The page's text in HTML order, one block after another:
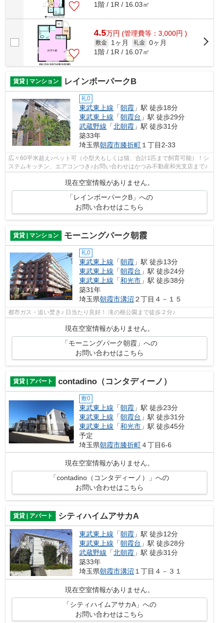
1階 / 1R / 16.03㎡
4.5万円 (管理費等：3,000円 )
敷金 1ヶ月 礼金 0ヶ月
1階 / 1R / 16.07㎡
賃貸 | マンション レインボーパークB
礼0
東武東上線 「朝霞 」駅 徒歩18分
東武東上線 「朝霞台 」駅 徒歩29分
武蔵野線 「北朝霞 」駅 徒歩31分
築33年
埼玉県朝霞市膝折町１丁目2-33
広々60平米超え♪ペット可（小型犬もしくは猫、合計1匹まで飼育可能）！シ
ステムキッチン、エアコンつき♪お問い合わせはかつみ不動産和光支店まで♪
現在空室情報がありません。
「レインボーパークB」への
お問い合わせはこちら
賃貸 | マンション モーニングパーク朝霞
礼0
東武東上線 「朝霞 」駅 徒歩13分
東武東上線 「朝霞台 」駅 徒歩24分
東武東上線 「和光市 」駅 徒歩38分
築31年
埼玉県朝霞市溝沼 ２丁目４－１５
都市ガス・追い焚き♪ 日当たり良好！ 滝の根公園まで徒歩２分♪
現在空室情報がありません。
「モーニングパーク朝霞」への
お問い合わせはこちら
賃貸 | アパート contadino（コンタディーノ）
敷0
東武東上線 「朝霞 」駅 徒歩23分
東武東上線 「朝霞台 」駅 徒歩31分
東武東上線 「和光市 」駅 徒歩45分
予定
埼玉県朝霞市膝折町４丁目6-6
現在空室情報がありません。
「contadino（コンタディーノ）」への
お問い合わせはこちら
賃貸 | アパート シティハイムアサカA
東武東上線 「朝霞 」駅 徒歩12分
東武東上線 「朝霞台 」駅 徒歩28分
武蔵野線 「北朝霞 」駅 徒歩31分
築33年
埼玉県朝霞市溝沼 １丁目４－３１
現在空室情報がありません。
「シティハイムアサカA」への
お問い合わせはこちら